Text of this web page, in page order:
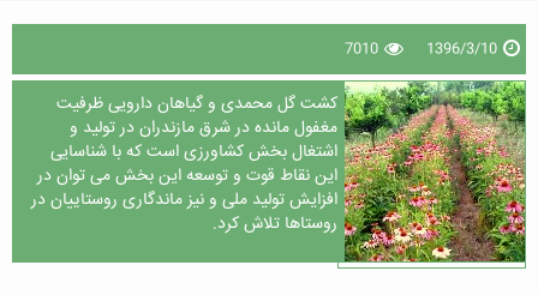
1396/3/10
7010
کشت گل محمدی و گیاهان دارویی ظرفیت
مغفول مانده در شرق مازندران در تولید و
اشتغال بخش کشاورزی است که با شناسایی
این نقاط قوت و توسعه این بخش می توان در
افزایش تولید ملی و نیز ماندگاری روستاییان در
روستاها تلاش کرد.